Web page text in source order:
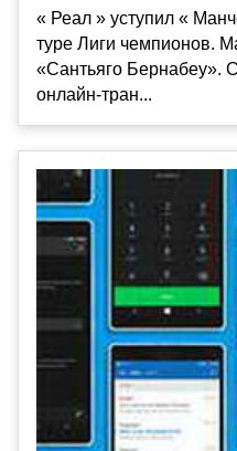
« Реал » уступил «
туре Лиги чемпионов.
«Сантьяго Бернабеу».
онлайн-тран...